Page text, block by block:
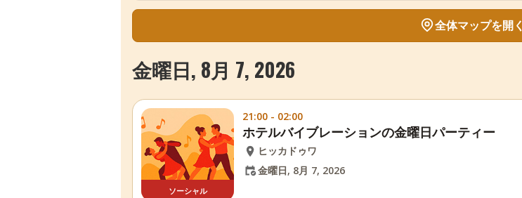
全体マップを開く
金曜日, 8月 7, 2026
ソーシャル
21:00 - 02:00
ホテルバイブレーションの金曜日パーティー
ヒッカドゥワ
金曜日, 8月 7, 2026